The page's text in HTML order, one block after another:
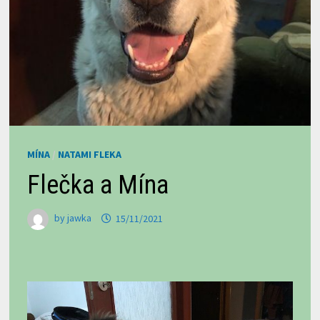
MÍNA/ NATAMI FLEKA
Flečka a Mína
byjawka 15/11/2021